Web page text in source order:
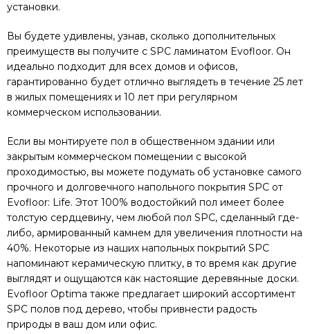
установки.
Вы будете удивлены, узнав, сколько дополнительных
преимуществ вы получите с SPC ламинатом Evofloor. Он
идеально подходит для всех домов и офисов,
гарантированно будет отлично выглядеть в течение 25 лет
в жилых помещениях и 10 лет при регулярном
коммерческом использовании.
Если вы монтируете пол в общественном здании или
закрытым коммерческом помещении с высокой
проходимостью, вы можете подумать об установке самого
прочного и долговечного напольного покрытия SPC от
Evofloor: Life. Этот 100% водостойкий пол имеет более
толстую сердцевину, чем любой пол SPC, сделанный где-
либо, армированный камнем для увеличения плотности на
40%. Некоторые из наших напольных покрытий SPC
напоминают керамическую плитку, в то время как другие
выглядят и ощущаются как настоящие деревянные доски.
Evofloor Optima также предлагает широкий ассортимент
SPC полов под дерево, чтобы привнести радость
природы в ваш дом или офис.